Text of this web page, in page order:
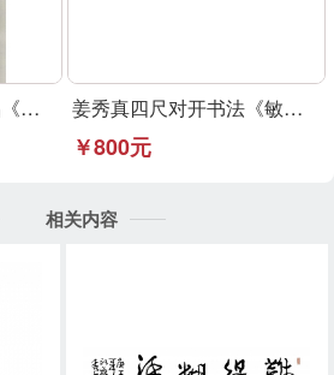
崔寒柏小行草书法小品《登鹳雀楼》可定制 姜秀真四尺对开书法《敏事慎言》行草书法作品
￥800元
相关内容